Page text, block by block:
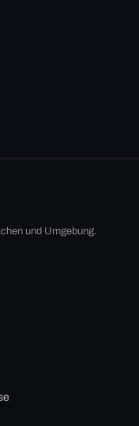
und Umgebung.